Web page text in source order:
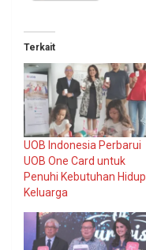
Terkait
UOB Indonesia Perbarui
UOB One Card untuk
Penuhi Kebutuhan Hidup
Keluarga